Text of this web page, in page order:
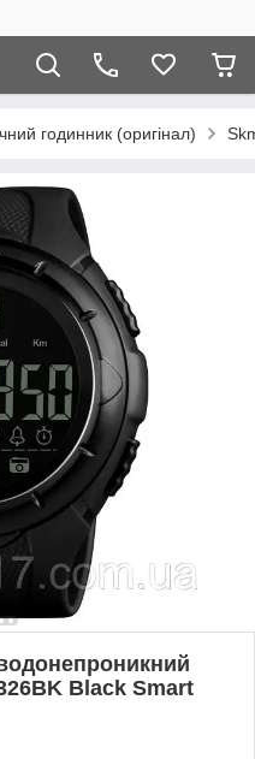
годинник (оригінал)
Black Smart